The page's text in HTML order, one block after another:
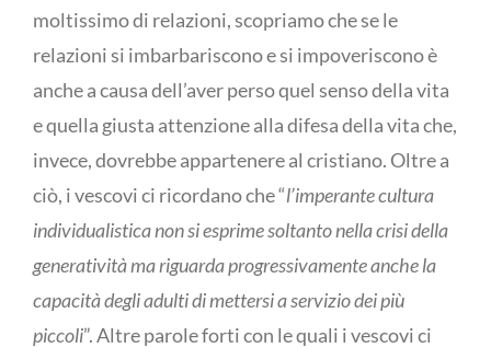
moltissimo di relazioni, scopriamo che se le
relazioni si imbarbariscono e si impoveriscono è
anche a causa dell’aver perso quel senso della vita
e quella giusta attenzione alla difesa della vita che,
invece, dovrebbe appartenere al cristiano. Oltre a
ciò, i vescovi ci ricordano che “l’imperante cultura
individualistica non si esprime soltanto nella crisi della
generatività ma riguarda progressivamente anche la
capacità degli adulti di mettersi a servizio dei più
piccoli”. Altre parole forti con le quali i vescovi ci